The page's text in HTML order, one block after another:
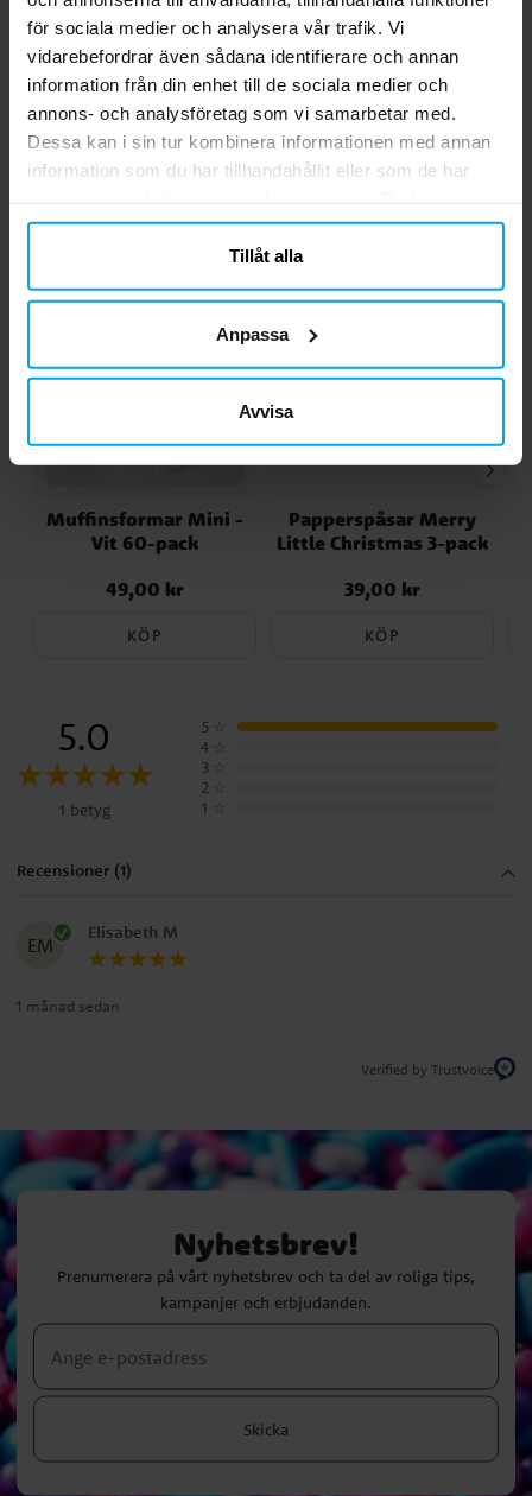
för sociala medier och analysera vår trafik. Vi
vidarebefordrar även sådana identifierare och annan
information från din enhet till de sociala medier och
annons- och analysföretag som vi samarbetar med.
Dessa kan i sin tur kombinera informationen med annan
information som du har tillhandahållit eller som de har
närsomhelst ändra ditt samtycke.
Tillåt alla
Anpassa
Avvisa
Bestickset med
gosedjur
549,00 kr
KÖP
Bestickset med
gosedjur
549,00 kr
KÖP
Muffinsformar Mini -
Vit 60-pack
Pris:49,00 kr
49,00 kr
KÖP
Papperspåsar Merry
Little Christmas 3-pack
Pris:39,00 kr
39,00 kr
KÖP
5.0
1 betyg
5
4
3
2
1
Recensioner (1)
EM
Elisabeth M
1 månad sedan
Verified by Trustvoice
Nyhetsbrev!
Prenumerera på vårt nyhetsbrev och ta del av roliga tips,
kampanjer och erbjudanden.
Skicka